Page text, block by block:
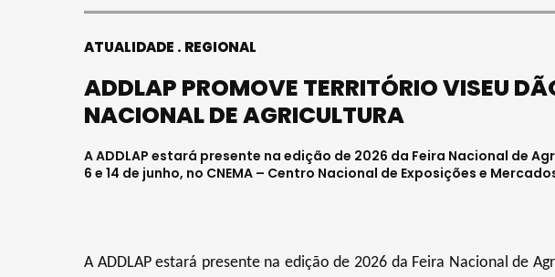
ATUALIDADE REGIONAL
ADDLAP PROMOVE TERRITÓRIO VISEU
NACIONAL DE AGRICULTURA
A ADDLAP estará presente na edição de 2026 da Feira Nacional de
6 e 14 de junho, no CNEMA – Centro Nacional de Exposições e
A ADDLAP estará presente na edição de 2026 da Feira Nacional de